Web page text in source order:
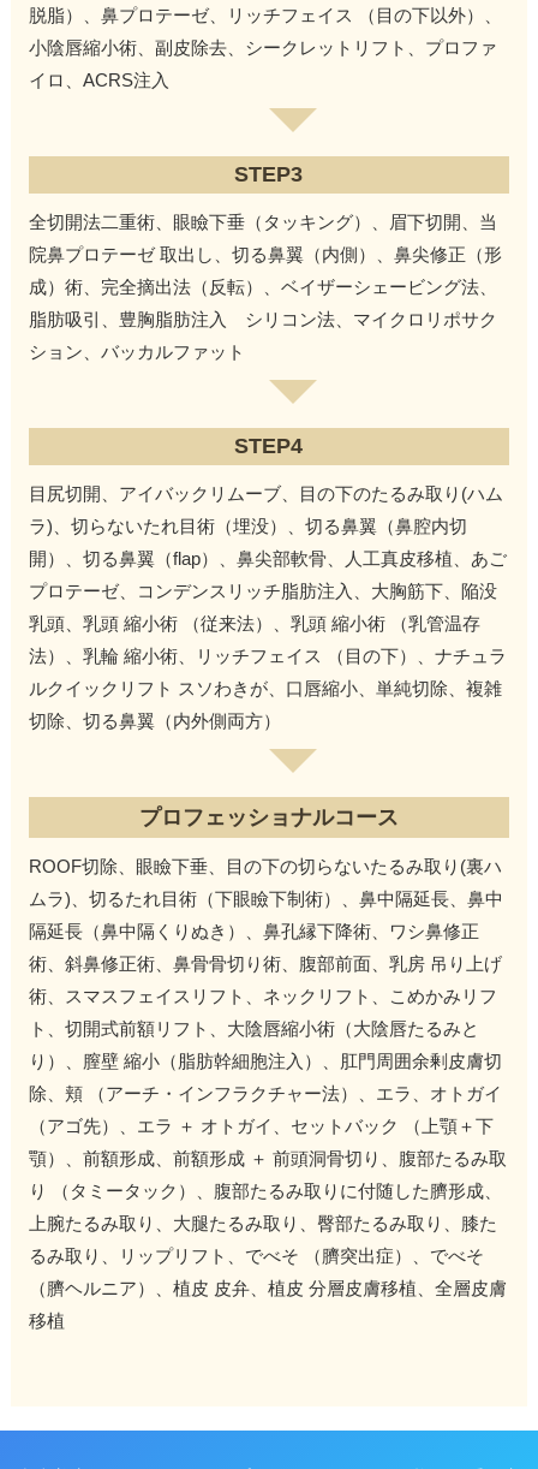
脱脂）、鼻プロテーゼ、リッチフェイス （目の下以外）、
小陰唇縮小術、副皮除去、シークレットリフト、プロファ
イロ、ACRS注入
STEP3
全切開法二重術、眼瞼下垂（タッキング）、眉下切開、当
院鼻プロテーゼ 取出し、切る鼻翼（内側）、鼻尖修正（形
成）術、完全摘出法（反転）、ベイザーシェービング法、
脂肪吸引、豊胸脂肪注入 シリコン法、マイクロリポサク
ション、バッカルファット
STEP4
目尻切開、アイバックリムーブ、目の下のたるみ取り(ハム
ラ)、切らないたれ目術（埋没）、切る鼻翼（鼻腔内切
開）、切る鼻翼（flap）、鼻尖部軟骨、人工真皮移植、あご
プロテーゼ、コンデンスリッチ脂肪注入、大胸筋下、陥没
乳頭、乳頭 縮小術 （従来法）、乳頭 縮小術 （乳管温存
法）、乳輪 縮小術、リッチフェイス （目の下）、ナチュラ
ルクイックリフト スソわきが、口唇縮小、単純切除、複雑
切除、切る鼻翼（内外側両方）
プロフェッショナルコース
ROOF切除、眼瞼下垂、目の下の切らないたるみ取り(裏ハ
ムラ)、切るたれ目術（下眼瞼下制術）、鼻中隔延長、鼻中
隔延長（鼻中隔くりぬき）、鼻孔縁下降術、ワシ鼻修正
術、斜鼻修正術、鼻骨骨切り術、腹部前面、乳房 吊り上げ
術、スマスフェイスリフト、ネックリフト、こめかみリフ
ト、切開式前額リフト、大陰唇縮小術（大陰唇たるみと
り）、膣壁 縮小（脂肪幹細胞注入）、肛門周囲余剰皮膚切
除、頬 （アーチ・インフラクチャー法）、エラ、オトガイ
（アゴ先）、エラ ＋ オトガイ、セットバック （上顎＋下
顎）、前額形成、前額形成 ＋ 前頭洞骨切り、腹部たるみ取
り （タミータック）、腹部たるみ取りに付随した臍形成、
上腕たるみ取り、大腿たるみ取り、臀部たるみ取り、膝た
るみ取り、リップリフト、でべそ （臍突出症）、でべそ
（臍ヘルニア）、植皮 皮弁、植皮 分層皮膚移植、全層皮膚
移植